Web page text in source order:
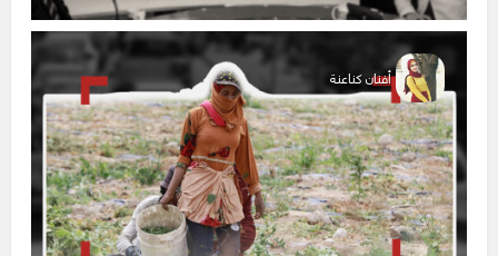
أفنان كناعنة